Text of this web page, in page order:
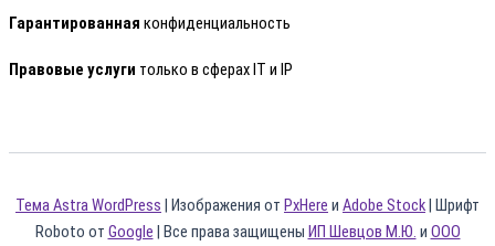
Гарантированная конфиденциальность
Правовые услуги только в сферах IT и IP
Тема Astra WordPress | Изображения от PxHere и Adobe Stock| Шрифт
Roboto от Google | Все права защищены ИП Шевцов М.Ю. и ООО